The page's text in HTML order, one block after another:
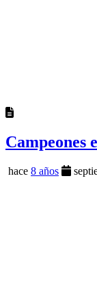
Campeones
hace 8 años